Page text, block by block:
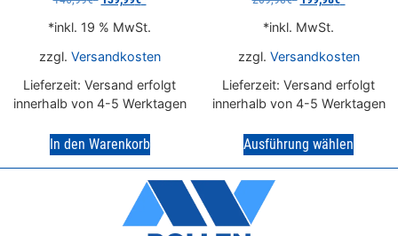
inkl. 19 % MwSt.
zzgl. Versandkosten
Lieferzeit: Versand erfolgt
innerhalb von 4-5 Werktagen
In den Warenkorb
inkl. MwSt.
zzgl. Versandkosten
Lieferzeit: Versand erfolgt
innerhalb von 4-5 Werktagen
Ausführung wählen